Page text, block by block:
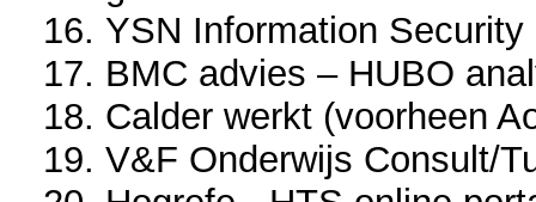
YSN Information
BMC advies – HUBO
Calder werkt (voorheen
V&F Onderwijs Consult/